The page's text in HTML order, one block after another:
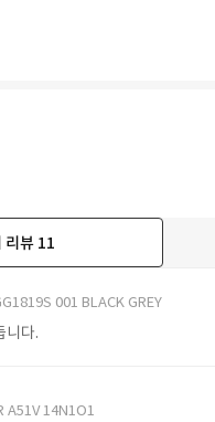
리뷰 11
001 BLACK GREY
니다.
A51V 14N1O1